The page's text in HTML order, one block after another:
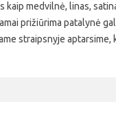
kaip medvilnė, linas,
prižiūrima patalynė
straipsnyje